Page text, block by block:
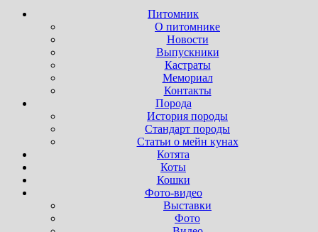
Питомник
О питомнике
Новости
Выпускники
Кастраты
Мемориал
Контакты
Порода
История породы
Стандарт породы
Статьи о мейн кунах
Котята
Коты
Кошки
Фото-видео
Выставки
Фото